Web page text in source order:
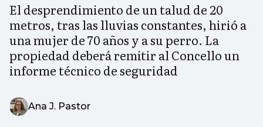
El desprendimiento de un talud de 20
metros, tras las lluvias constantes, hirió a
una mujer de 70 años y a su perro. La
propiedad deberá remitir al Concello un
informe técnico de seguridad
Ana J. Pastor